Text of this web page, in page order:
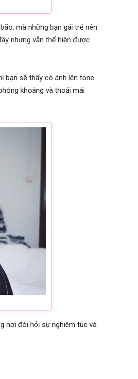
mà những bạn gái trẻ nên
nhưng vẫn thể hiện được
bạn sẽ thấy có ánh lên tone
khoáng và thoải mái
nơi đòi hỏi sự nghiêm túc và